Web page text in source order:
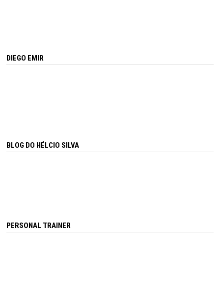
DIEGO EMIR
BLOG DO HÉLCIO SILVA
PERSONAL TRAINER